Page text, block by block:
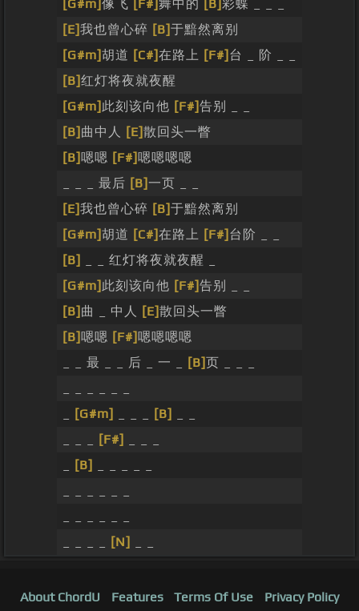
[G#m]像飞 [F#] 舞中的 [B]彩蝶 _ _ _
[E]我也曾心碎 [B]于黯然离别
[G#m]胡道 [C#]在路上 [F#] 台 _ 阶 _ _
[B]红灯将夜就夜醒
[G#m] 此刻该向他 [F#]告别 _ _
[B] 曲中人 [E]散回头一瞥
[B]嗯嗯 [F#]嗯嗯嗯嗯
_ _ _ 最后 [B]一页 _ _
[E]我也曾心碎 [B]于黯然离别
[G#m]胡道 [C#]在路上 [F#] 台阶 _ _
[B]
_ _ 红灯将夜就夜醒 _
[G#m] 此刻该向他 [F#]告别 _ _
[B] 曲 _ 中人 [E]散回头一瞥
[B]嗯嗯 [F#]嗯嗯嗯嗯
_ _ 最 _ _ 后 _ 一 _
[B]页 _ _ _
[G#m] [B]
[F#]
[B]
[N]
About ChordU Features Terms Of Use Privacy Policy